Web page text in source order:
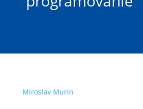
Miroslav Murin